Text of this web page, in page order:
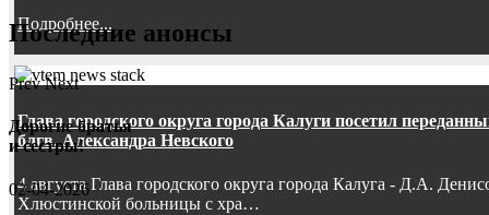
Подробнее...
Глава городского округа города Калуги посетил
блгв. Александра Невского
4 августа Глава городского округа города Калуга - Д.А.
Хлюстинской больницы с хра…
Последние анонсы
Prev Next
Дорогие братья
и сестры!
02-04-2026